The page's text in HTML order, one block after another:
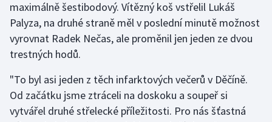
Stolní tenis
Triatlon
Vodní slalom
maximálně šestibodový. Vítězný koš vstřelil Lukáš
Palyza, na druhé straně měl v poslední minutě možnost
vyrovnat Radek Nečas, ale proměnil jen jeden ze dvou
trestných hodů.
"To byl asi jeden z těch infarktových večerů v Děčíně.
Od začátku jsme ztráceli na doskoku a soupeř si
vytvářel druhé střelecké příležitosti. Pro nás šťastná